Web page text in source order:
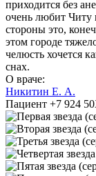
приходится без
очень любит Читу
стороны это,
этом городе
челюсть хочется
снах.
О враче:
Никитин Е. А.
Пациент +7 924